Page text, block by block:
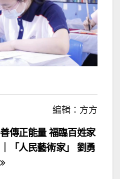
編輯：方方
善傳正能量 福臨百姓家
｜「人民藝術家」 劉勇